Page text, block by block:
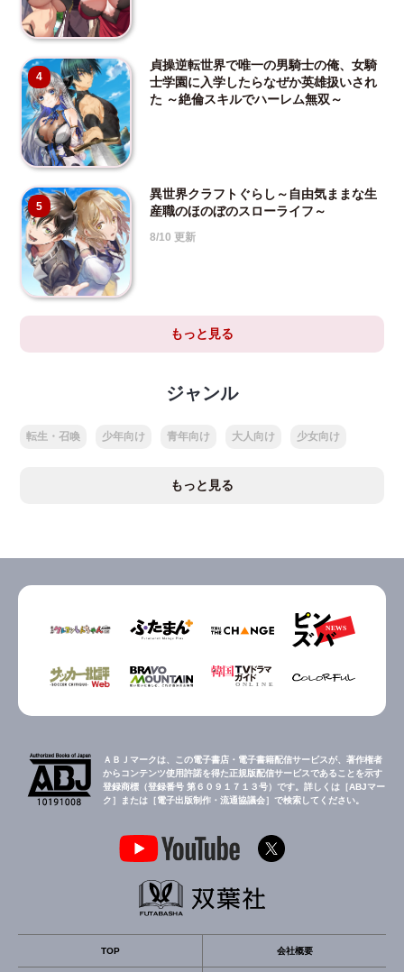
4
貞操逆転世界で唯一の男騎士の俺、女騎
士学園に入学したらなぜか英雄扱いされ
た ～絶倫スキルでハーレム無双～
5
異世界クラフトぐらし～自由気ままな生
産職のほのぼのスローライフ～
8/10 更新
もっと見る
ジャンル
転生・召喚 少年向け 青年向け 大人向け 少女向け
もっと見る
ＡＢＪマークは、この電子書店・電子書籍配信サービスが、著作権者
からコンテンツ使用許諾を得た正規版配信サービスであることを示す
登録商標（登録番号 第６０９１７１３号）です。詳しくは［ABJマー
ク］または［電子出版制作・流通協議会］で検索してください。
TOP 会社概要